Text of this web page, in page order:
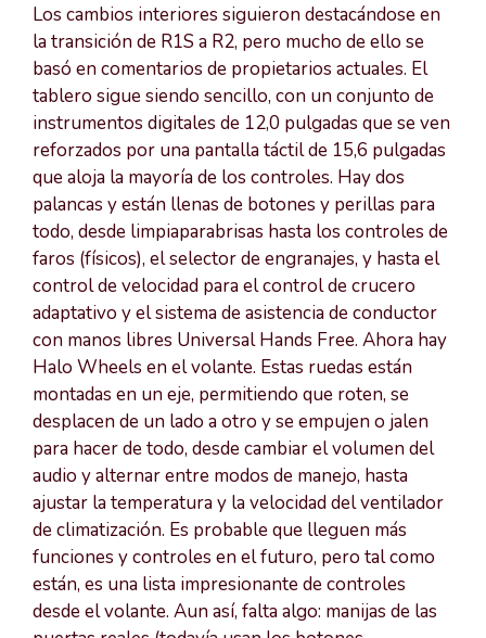
Los cambios interiores siguieron destacándose en
la transición de R1S a R2, pero mucho de ello se
basó en comentarios de propietarios actuales. El
tablero sigue siendo sencillo, con un conjunto de
instrumentos digitales de 12,0 pulgadas que se ven
reforzados por una pantalla táctil de 15,6 pulgadas
que aloja la mayoría de los controles. Hay dos
palancas y están llenas de botones y perillas para
todo, desde limpiaparabrisas hasta los controles de
faros (físicos), el selector de engranajes, y hasta el
control de velocidad para el control de crucero
adaptativo y el sistema de asistencia de conductor
con manos libres Universal Hands Free. Ahora hay
Halo Wheels en el volante. Estas ruedas están
montadas en un eje, permitiendo que roten, se
desplacen de un lado a otro y se empujen o jalen
para hacer de todo, desde cambiar el volumen del
audio y alternar entre modos de manejo, hasta
ajustar la temperatura y la velocidad del ventilador
de climatización. Es probable que lleguen más
funciones y controles en el futuro, pero tal como
están, es una lista impresionante de controles
desde el volante. Aun así, falta algo: manijas de las